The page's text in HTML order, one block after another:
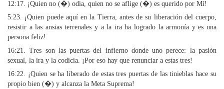
12:17. ¡Quien no (�) odia, quien no se aflige (�) es querido por Mí!
5:23. ¡Quien puede aquí en la Tierra, antes de su liberación del cuerpo,
resistir a las ansias terrenales y a la ira ha logrado la armonía y es una
persona feliz!
16:21. Tres son las puertas del infierno donde uno perece: la pasión
sexual, la ira y la codicia. ¡Por eso hay que renunciar a estas tres!
16:22. ¡Quien se ha liberado de estas tres puertas de las tinieblas hace su
propio bien (�) y alcanza la Meta Suprema!